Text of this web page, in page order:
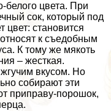
белого цвета. При
сок, который под
цвет: становится
к съедобным
К тому же мякоть
– жесткая.
жгучим вкусом. Но
собирают эти
приправу-порошок,